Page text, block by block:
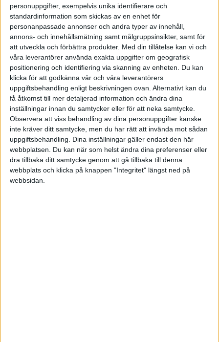
personuppgifter, exempelvis unika identifierare och
standardinformation som skickas av en enhet för
personanpassade annonser och andra typer av innehåll,
annons- och innehållsmätning samt målgruppsinsikter, samt för
att utveckla och förbättra produkter. Med din tillåtelse kan vi och
våra leverantörer använda exakta uppgifter om geografisk
positionering och identifiering via skanning av enheten. Du kan
klicka för att godkänna vår och våra leverantörers
uppgiftsbehandling enligt beskrivningen ovan. Alternativt kan du
få åtkomst till mer detaljerad information och ändra dina
inställningar innan du samtycker eller för att neka samtycke.
Observera att viss behandling av dina personuppgifter kanske
inte kräver ditt samtycke, men du har rätt att invända mot sådan
uppgiftsbehandling. Dina inställningar gäller endast den här
webbplatsen. Du kan när som helst ändra dina preferenser eller
dra tillbaka ditt samtycke genom att gå tillbaka till denna
webbplats och klicka på knappen "Integritet" längst ned på
webbsidan.
​​Nu finns det en växande medvetenhet om vilket pris
man betalar.Andreessen Horowitzstudier visar att
eftersom kostnaden för molnanvändning ökar avsevärt
så har vissa företag tagit det dramatiska steget att
flytta hem majoriteten av IT-lösningarna. Dropbox är
ett exempel på det. I andra fall har företag börjar
använda en hybridmodell, vilket till exempel
CrowdStrike och Zscaler gjort.
Företag som har gjort flyttat hem IT och satsat på
hybridmodeller har rapporterat betydande
kostnadsbesparingar. Under 2017 redovisade Dropbox
i sitt S-1-formulär till amerikanska myndigheter
enorma 75 miljoner dollar i besparingar under de två
åren före börsintroduktionen. Det uppnåddes tack vare